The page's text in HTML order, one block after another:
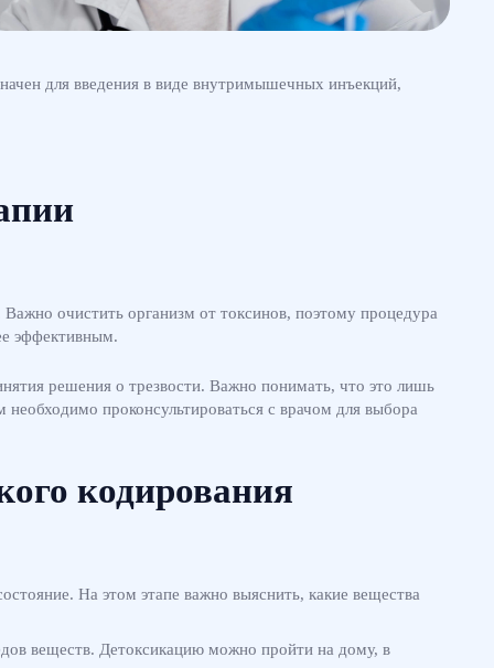
для введения в виде внутримышечных инъекций,
очистить организм от токсинов, поэтому процедура
эффективным.
решения о трезвости. Важно понимать, что это лишь
проконсультироваться с врачом для выбора
кодирования
На этом этапе важно выяснить, какие вещества
веществ. Детоксикацию можно пройти на дому, в